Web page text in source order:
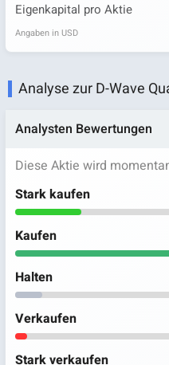
Eigenkapital pro Aktie
Angaben in USD
Analyse zur D-Wave
Analysten Bewertungen
Diese Aktie wird
Stark kaufen
Kaufen
Halten
Verkaufen
Stark verkaufen